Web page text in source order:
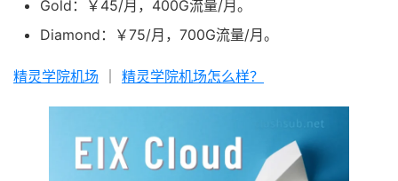
Gold：￥45/月，400G流量/月。
Diamond：￥75/月，700G流量/月。
精灵学院机场 精灵学院机场怎么样？